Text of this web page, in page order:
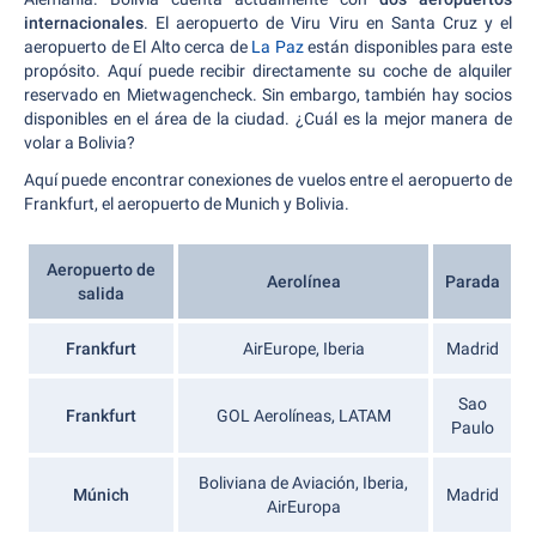
internacionales. El aeropuerto de Viru Viru en Santa Cruz y el
aeropuerto de El Alto cerca de La Pazestán disponibles para este
propósito. Aquí puede recibir directamente su coche de alquiler
reservado en Mietwagencheck. Sin embargo, también hay socios
disponibles en el área de la ciudad. ¿Cuál es la mejor manera de
volar a Bolivia?
Aquí puede encontrar conexiones de vuelos entre el aeropuerto de
Frankfurt, el aeropuerto de Munich y Bolivia.
Aeropuerto de
salida
Aerolínea Parada
Frankfurt AirEurope, Iberia Madrid
Frankfurt GOL Aerolíneas, LATAM
Sao
Paulo
Múnich
Boliviana de Aviación, Iberia,
AirEuropa
Madrid